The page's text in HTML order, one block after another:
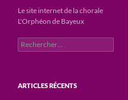
Le site internet de la chorale
L'Orphéon de Bayeux
Rechercher :
ARTICLES RÉCENTS